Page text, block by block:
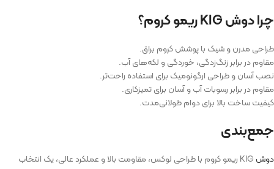
چرا دوش KIG ریمو کروم؟
طراحی مدرن و شیک با پوشش کروم براق.
مقاوم در برابر زنگ‌زدگی، خوردگی و لکه‌های آب.
نصب آسان و طراحی ارگونومیک برای استفاده راحت‌تر.
مقاوم در برابر رسوبات آب و آسان برای تمیزکاری.
کیفیت ساخت بالا برای دوام طولانی‌مدت.
جمع‌بندی
دوش
KIG ریمو کروم با طراحی لوکس، مقاومت بالا و عملکرد عالی، یک انتخاب